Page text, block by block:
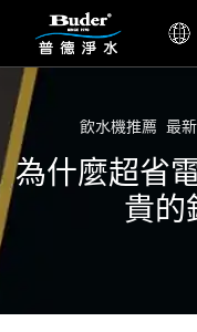
飲水機推薦 最
為什麼超省
貴的